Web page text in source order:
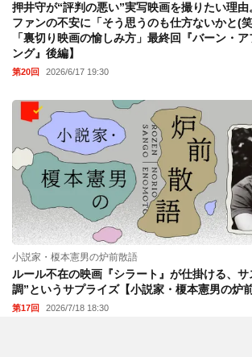
押井守が“評判の悪い”実写映画を撮りたい理由
ファンの不安に「そう思うのも仕方ないかと(
「裏切り映画の愉しみ方」最終回『バーン・
ング』後編】
第20回 2026/6/17 19:30
小説家・榎本憲男の炉前散語
ルール不在の映画『シラート』が仕掛ける、
調”というサプライズ【小説家・榎本憲男の炉前
第17回 2026/7/18 18:30